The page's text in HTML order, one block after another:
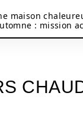
maison
: mission